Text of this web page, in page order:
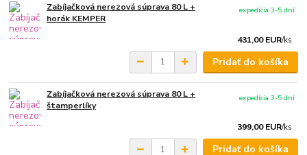
Zabíjačková nerezová súprava 80 L +
horák KEMPER
431,00 EUR/ks
expedícia 3-5 dní
Pridať do košíka
Zabíjačková nerezová súprava 80 L +
štamperlíky
399,00 EUR/ks
expedícia 3-5 dní
Pridať do košíka